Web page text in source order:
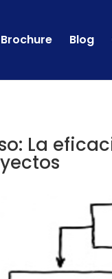
Brochure Blog
La